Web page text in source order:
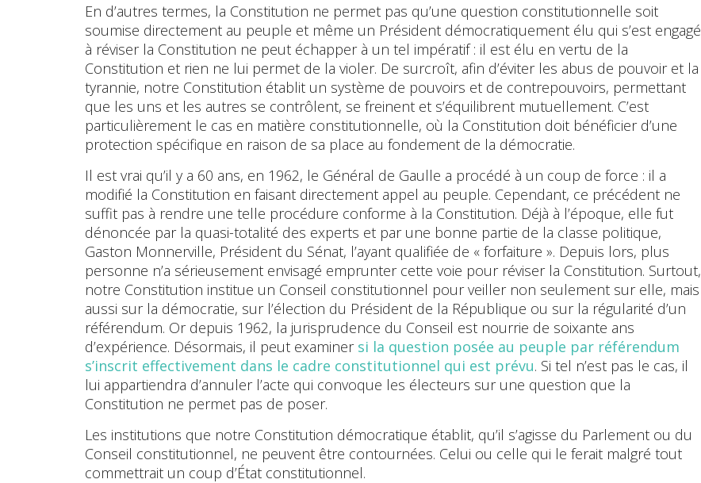
En d’autres termes, la Constitution ne permet pas qu’une question constitutionnelle soit
soumise directement au peuple et même un Président démocratiquement élu qui s’est engagé
à réviser la Constitution ne peut échapper à un tel impératif : il est élu en vertu de la
Constitution et rien ne lui permet de la violer. De surcroît, afin d’éviter les abus de pouvoir et la
tyrannie, notre Constitution établit un système de pouvoirs et de contrepouvoirs, permettant
que les uns et les autres se contrôlent, se freinent et s’équilibrent mutuellement. C’est
particulièrement le cas en matière constitutionnelle, où la Constitution doit bénéficier d’une
protection spécifique en raison de sa place au fondement de la démocratie.
Il est vrai qu’il y a 60 ans, en 1962, le Général de Gaulle a procédé à un coup de force : il a
modifié la Constitution en faisant directement appel au peuple. Cependant, ce précédent ne
suffit pas à rendre une telle procédure conforme à la Constitution. Déjà à l’époque, elle fut
dénoncée par la quasi-totalité des experts et par une bonne partie de la classe politique,
Gaston Monnerville, Président du Sénat, l’ayant qualifiée de « forfaiture ». Depuis lors, plus
personne n’a sérieusement envisagé emprunter cette voie pour réviser la Constitution. Surtout,
notre Constitution institue un Conseil constitutionnel pour veiller non seulement sur elle, mais
aussi sur la démocratie, sur l’élection du Président de la République ou sur la régularité d’un
référendum. Or depuis 1962, la jurisprudence du Conseil est nourrie de soixante ans
d’expérience. Désormais, il peut examiner si la question posée au peuple par référendum
s’inscrit effectivement dans le cadre constitutionnel qui est prévu. Si tel n’est pas le cas, il
lui appartiendra d’annuler l’acte qui convoque les électeurs sur une question que la
Constitution ne permet pas de poser.
Les institutions que notre Constitution démocratique établit, qu’il s’agisse du Parlement ou du
Conseil constitutionnel, ne peuvent être contournées. Celui ou celle qui le ferait malgré tout
commettrait un coup d’État constitutionnel.